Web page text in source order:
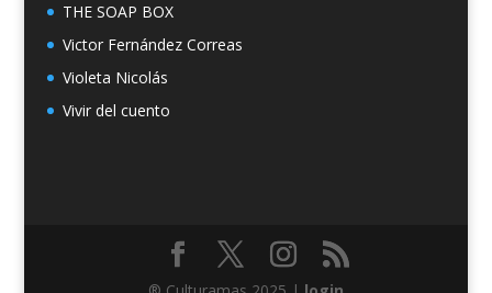
THE SOAP BOX
Victor Fernández Correas
Violeta Nicolás
Vivir del cuento